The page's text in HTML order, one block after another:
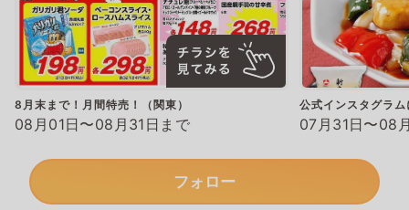
8月末まで！月間特売！（関東）
08月01日〜08月31日まで
公式インスタグラ
07月31日〜08
フォロー